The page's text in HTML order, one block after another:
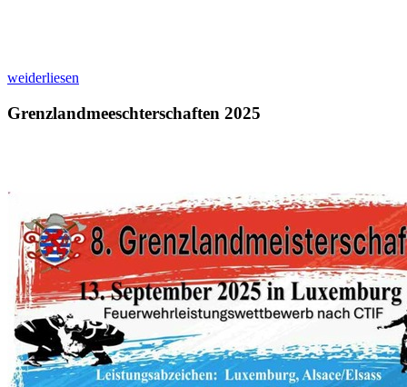
weiderliesen
Grenzlandmeeschterschaften 2025